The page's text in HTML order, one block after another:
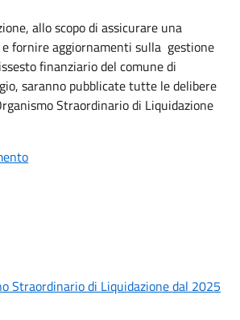
allo scopo di assicurare una
fornire aggiornamenti sulla gestione
finanziario del comune di
saranno pubblicate tutte le delibere
Straordinario di Liquidazione
Straordinario di Liquidazione dal 2025